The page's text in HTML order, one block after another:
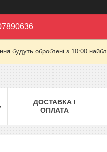
будуть оброблені з 10:00
ДОСТАВКА І
ОПЛАТА